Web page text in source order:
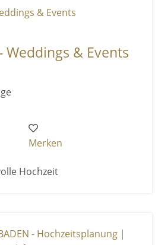
Weddings & Events
Merken
Hochzeit